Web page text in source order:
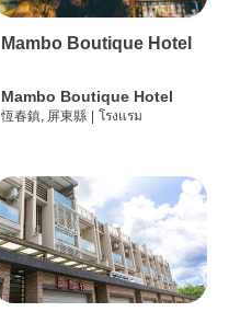
Mambo Boutique Hotel
Mambo Boutique Hotel
恆春鎮, 屏東縣 โรงแรม